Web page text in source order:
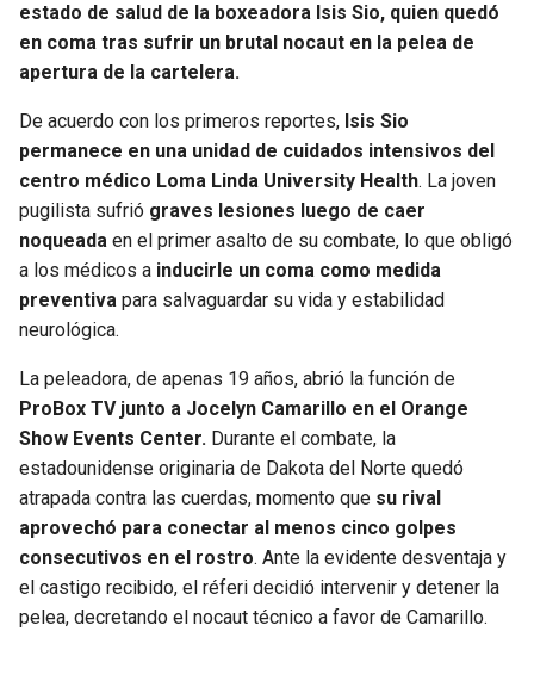
PANTHERS
BUCCANEERS
estado de salud de la boxeadora Isis Sio, quien quedó
en coma tras sufrir un brutal nocaut en la pelea de
apertura de la cartelera.
De acuerdo con los primeros reportes, Isis Sio
permanece en una unidad de cuidados intensivos del
centro médico Loma Linda University Health. La joven
pugilista sufrió graves lesiones luego de caer
noqueada en el primer asalto de su combate, lo que obligó
a los médicos a inducirle un coma como medida
preventiva para salvaguardar su vida y estabilidad
neurológica.
La peleadora, de apenas 19 años, abrió la función de
ProBox TV junto a Jocelyn Camarillo en el Orange
Show Events Center. Durante el combate, la
estadounidense originaria de Dakota del Norte quedó
atrapada contra las cuerdas, momento que su rival
aprovechó para conectar al menos cinco golpes
consecutivos en el rostro. Ante la evidente desventaja y
el castigo recibido, el réferi decidió intervenir y detener la
pelea, decretando el nocaut técnico a favor de Camarillo.